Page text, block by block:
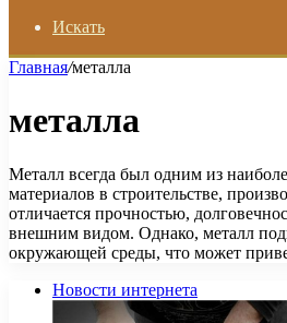
Искать
Главная/металла
металла
Металл всегда был одним из
материалов в строительстве,
отличается прочностью,
внешним видом. Однако, металл
окружающей среды, что может
Новости интернета